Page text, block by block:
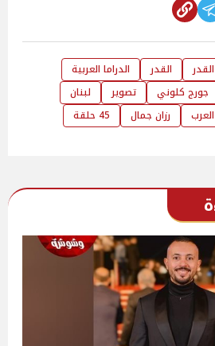
القدر
الدراما العربية
جورج كلوني تصوير
لبنان
رزان جمال 45 حلقة